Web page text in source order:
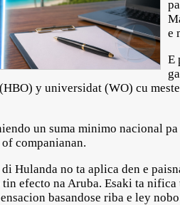
e
E
y universidat (WO) cu
un suma minimo nacional
companianan.
Hulanda no ta aplica den e
efecto na Aruba. Esaki ta
basandose riba e ley